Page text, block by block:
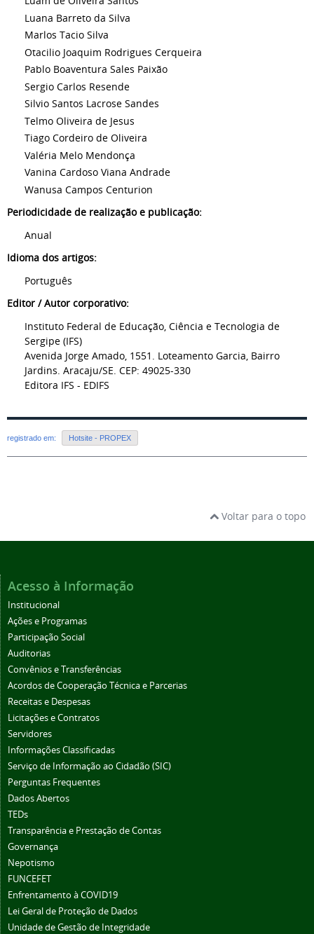
Luana Barreto da Silva
Marlos Tacio Silva
Otacilio Joaquim Rodrigues Cerqueira
Pablo Boaventura Sales Paixão
Sergio Carlos Resende
Silvio Santos Lacrose Sandes
Telmo Oliveira de Jesus
Tiago Cordeiro de Oliveira
Valéria Melo Mendonça
Vanina Cardoso Viana Andrade
Wanusa Campos Centurion
Periodicidade de realização e publicação:
Anual
Idioma dos artigos:
Português
Editor / Autor corporativo:
Instituto Federal de Educação, Ciência e Tecnologia de
Sergipe (IFS)
Avenida Jorge Amado, 1551. Loteamento Garcia, Bairro
Jardins. Aracaju/SE. CEP: 49025-330
Editora IFS - EDIFS
registrado em: Hotsite - PROPEX
Voltar para o topo
Acesso à Informação
Institucional
Ações e Programas
Participação Social
Auditorias
Convênios e Transferências
Acordos de Cooperação Técnica e Parcerias
Receitas e Despesas
Licitações e Contratos
Servidores
Informações Classificadas
Serviço de Informação ao Cidadão (SIC)
Perguntas Frequentes
Dados Abertos
TEDs
Transparência e Prestação de Contas
Governança
Nepotismo
FUNCEFET
Enfrentamento à COVID19
Lei Geral de Proteção de Dados
Unidade de Gestão de Integridade